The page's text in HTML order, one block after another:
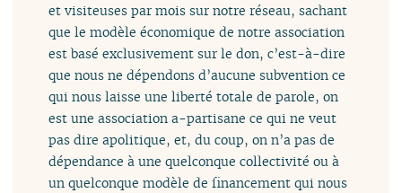
et visiteuses par mois sur notre réseau, sachant
que le modèle économique de notre association
est basé exclusivement sur le don, c’est-à-dire
que nous ne dépendons d’aucune subvention ce
qui nous laisse une liberté totale de parole, on
est une association a-partisane ce qui ne veut
pas dire apolitique, et, du coup, on n’a pas de
dépendance à une quelconque collectivité ou à
un quelconque modèle de financement qui nous